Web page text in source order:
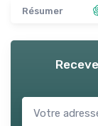
Résumer